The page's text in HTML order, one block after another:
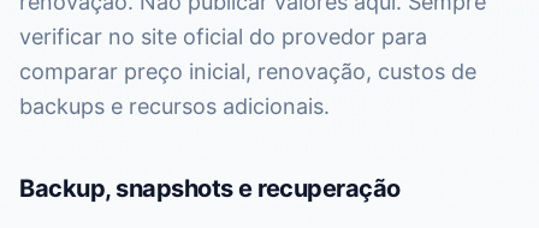
verificar no site oficial do provedor para
comparar preço inicial, renovação, custos de
backups e recursos adicionais.
Backup, snapshots e recuperação